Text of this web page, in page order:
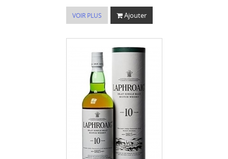
VOIR PLUS Ajouter